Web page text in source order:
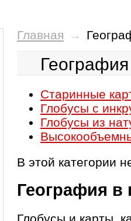
Главная →
Старинные
Глобусы с
Глобусы из
В этой категории
География в
Глобусы и карты,